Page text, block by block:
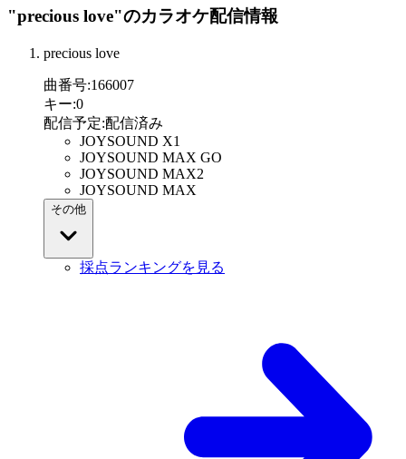
"precious love"のカラオケ配信情報
precious love
曲番号:166007
キー:0
配信予定:配信済み
JOYSOUND X1
JOYSOUND MAX GO
JOYSOUND MAX2
JOYSOUND MAX
その他
採点ランキングを見る